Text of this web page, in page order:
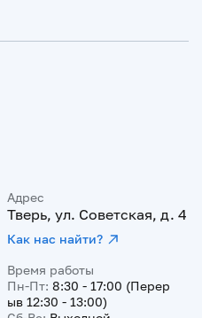
Адрес
Тверь, ул. Советская, д. 4
Как нас найти?
Время работы
Пн-Пт: 8:30 - 17:00 (Перер
ыв 12:30 - 13:00)